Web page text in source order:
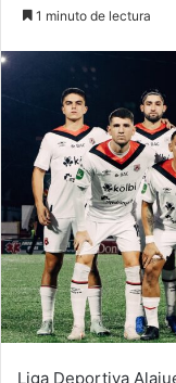
1 minuto de lectura
Liga Deportiva